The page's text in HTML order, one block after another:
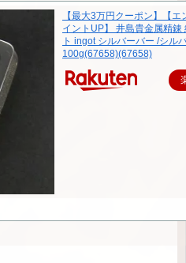
【最大3万円クーポン】【エ
イントUP】 井島貴金属精錬
ト ingot シルバーバー /シル
100g(67658)(67658)